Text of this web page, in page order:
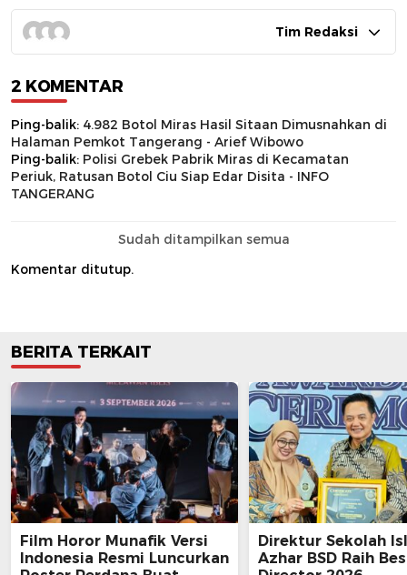
Tim Redaksi
2 KOMENTAR
Ping-balik: 4.982 Botol Miras Hasil Sitaan Dimusnahkan di
Halaman Pemkot Tangerang - Arief Wibowo
Ping-balik: Polisi Grebek Pabrik Miras di Kecamatan
Periuk, Ratusan Botol Ciu Siap Edar Disita - INFO
TANGERANG
Sudah ditampilkan semua
Komentar ditutup.
BERITA TERKAIT
Film Horor Munafik Versi
Indonesia Resmi Luncurkan
Direktur Sekolah
Azhar BSD Raih